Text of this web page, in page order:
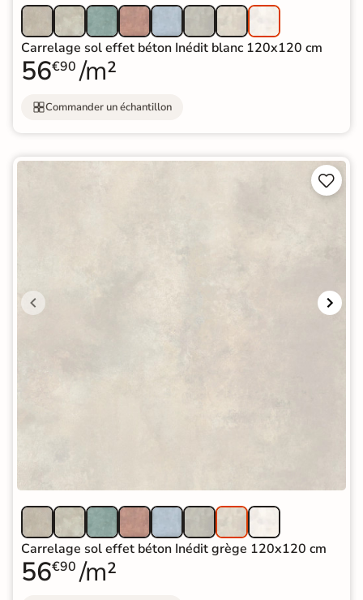
Carrelage sol effet béton Inédit blanc 120x120 cm
56€90 /m²
Commander un échantillon


Carrelage sol effet béton Inédit grège 120x120 cm
56€90 /m²